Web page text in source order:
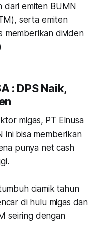
dari emiten BUMN
serta emiten
memberikan dividen
: DPS Naik,
migas, PT Elnusa
ini bisa memberikan
punya net cash
ciamik tahun
di hulu migas dan
seiring dengan